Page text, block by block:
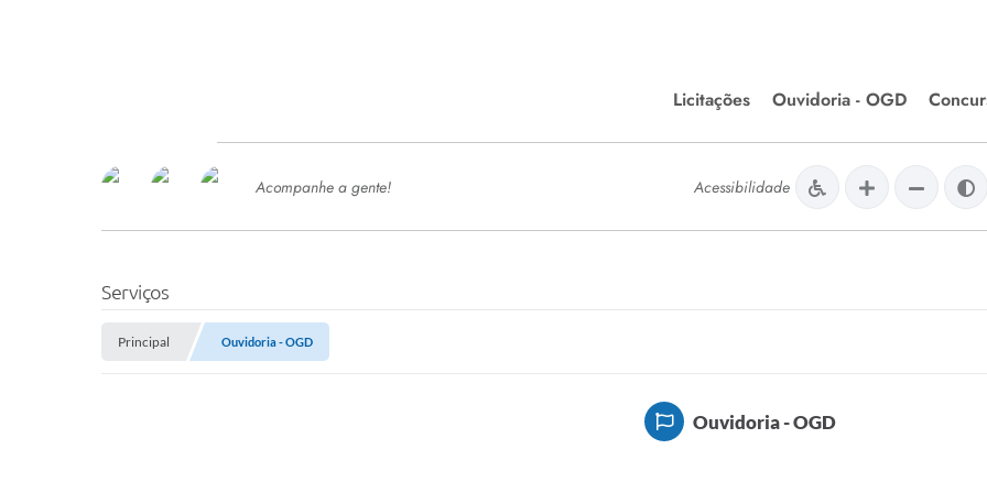
Licitações
Editais de Licitações
Chamamentos Públicos
Ouvidoria - OGD
SERVIÇOS
SEMED
Processo de Contratação -
Meio Ambiente
Normas Jurídicas
Acompanhe a gente! Acessibilidade
Serviços
Principal Ouvidoria - OGD
Ouvidoria - OGD